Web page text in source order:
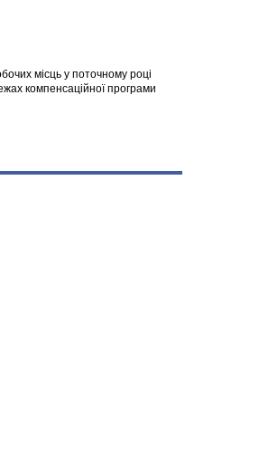
місць у поточному році
компенсаційної програми